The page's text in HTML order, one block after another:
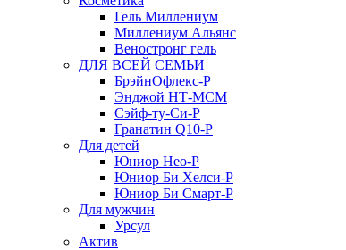
Гель Миллениум
Миллениум Альянс
Веностронг гель
ДЛЯ ВСЕЙ СЕМЬИ
БрэйнОфлекс-Р
Энджой НТ-МСМ
Сэйф-ту-Си-Р
Гранатин Q10-Р
Для детей
Юниор Нео-Р
Юниор Би Хелси-Р
Юниор Би Смарт-Р
Для мужчин
Урсул
Актив